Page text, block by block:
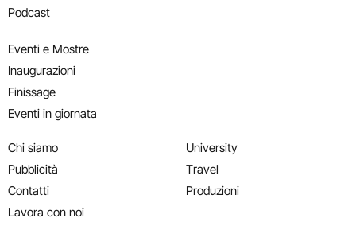
Podcast
Eventi e Mostre
Inaugurazioni
Finissage
Eventi in giornata
Chi siamo
Pubblicità
Contatti
Lavora con noi
University
Travel
Produzioni